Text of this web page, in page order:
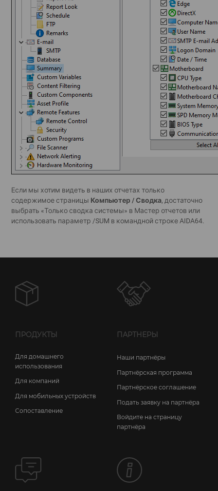
Если мы хотим видеть в наших отчетах только
содержимое страницы Компьютер / Сводка, достаточно
выбрать «Только сводка системы» в Мастер отчетов или
использовать параметр /SUM в командной строке AIDA64.
ПРОДУКТЫ
Для домашнего
использования
Для компаний
Для мобильных устройств
Сопоставление
ПАРТНЕРЫ
Наши партнёры
Партнёрская программа
Партнёрское соглашение
Подать заявку на партнёра
Войдите на страницу
партнёра